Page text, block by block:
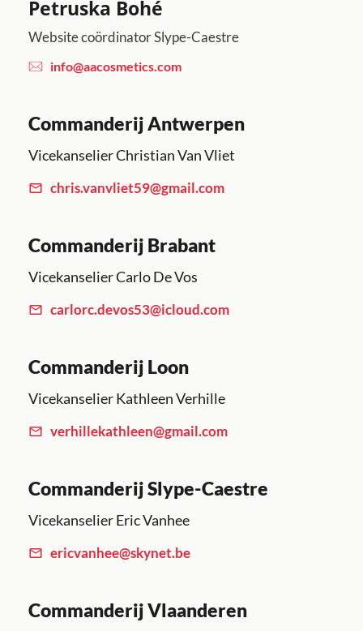
Petruska Bohé
Website coördinator Slype-Caestre
info@aacosmetics.com
Commanderij Antwerpen
Vicekanselier Christian Van Vliet
chris.vanvliet59@gmail.com
Commanderij Brabant
Vicekanselier Carlo De Vos
carlorc.devos53@icloud.com
Commanderij Loon
Vicekanselier Kathleen Verhille
verhillekathleen@gmail.com
Commanderij Slype-Caestre
Vicekanselier Eric Vanhee
ericvanhee@skynet.be
Commanderij Vlaanderen